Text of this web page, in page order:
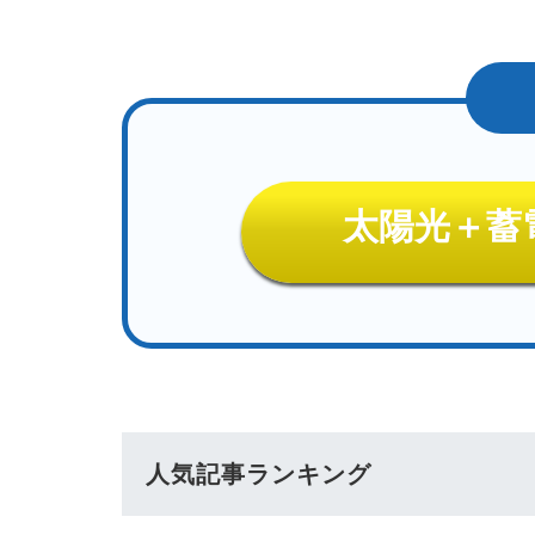
太陽光＋蓄
人気記事ランキング